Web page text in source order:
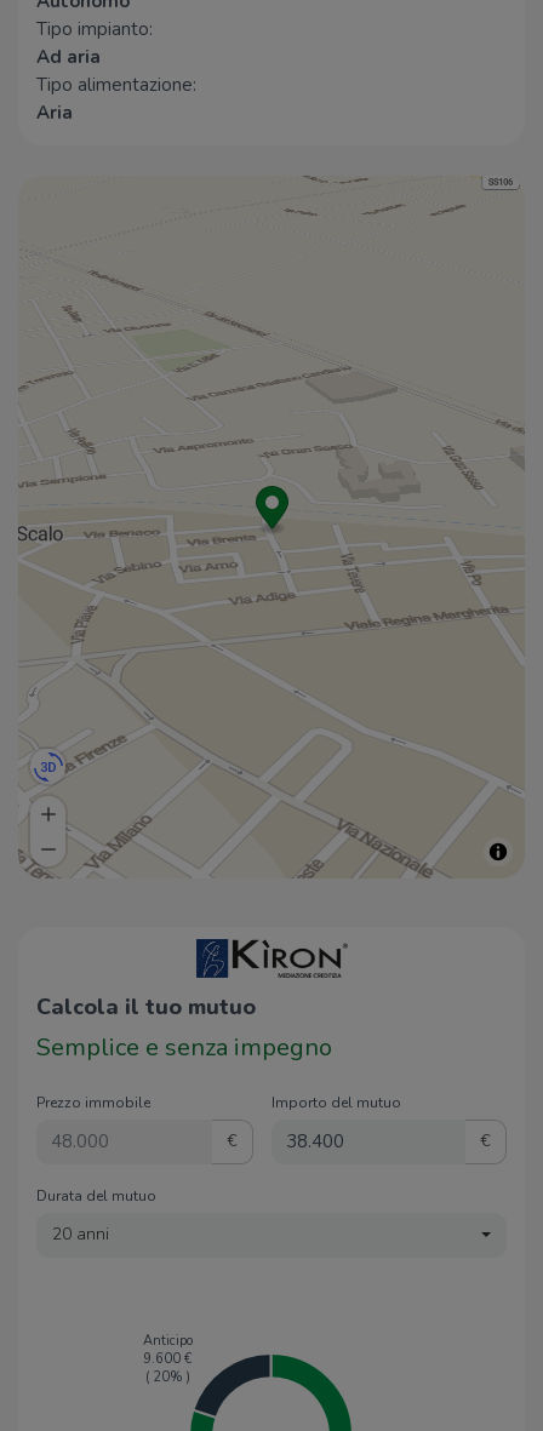
Tipo impianto:
Ad aria
Tipo alimentazione:
Aria
Calcola il tuo mutuo
Semplice e senza impegno
Prezzo immobile
€
Importo del mutuo
€
Durata del mutuo
20 anni
Anticipo
9.600 €
( 20% )